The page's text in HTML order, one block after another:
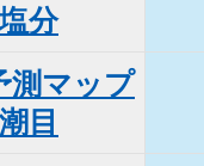
塩分
測マップ
潮目